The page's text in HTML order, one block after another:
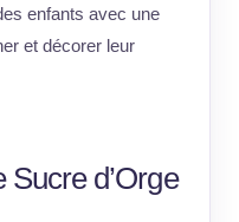
enfants avec une
et décorer leur
d’Orge